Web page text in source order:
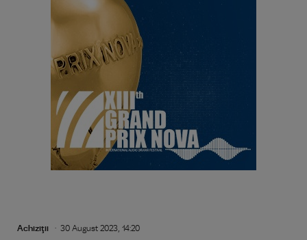
Achiziţii 30 August 2023, 14:20